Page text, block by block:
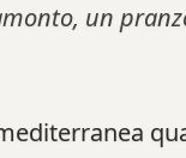
un